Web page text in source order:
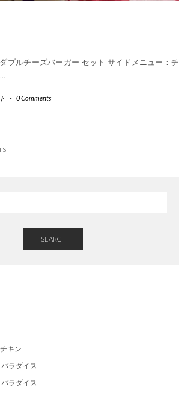
ーガー セット サイドメニュー：チ
…
- 0 Comments
SEARCH
キン
ラダイス
ラダイス